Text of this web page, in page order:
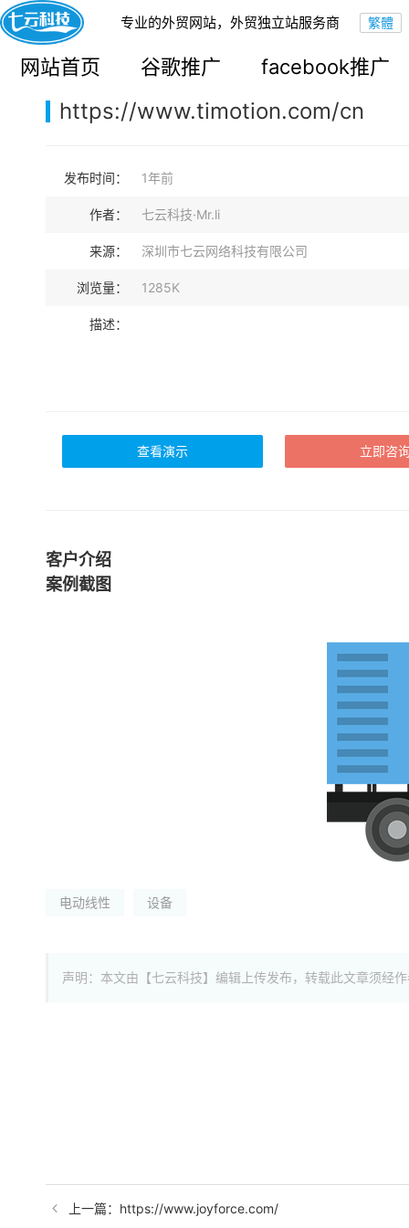
专业的外贸网站，外贸独立站服务商
网站首页 谷歌推广 facebook推广
您的当前位置： 网站首页>案例展示>B2B外贸独立站
https://www.timotion.com/cn
发布时间： 1年前
作者： 七云科技·Mr.li
来源： 深圳市七云网络科技有限公司
浏览量： 1285K
描述：
查看演示 立即咨
客户介绍
案例截图
电动线性 设备
声明：本文由【七云科技】编辑上传发布，转载此文章须经
上一篇：https://www.joyforce.com/